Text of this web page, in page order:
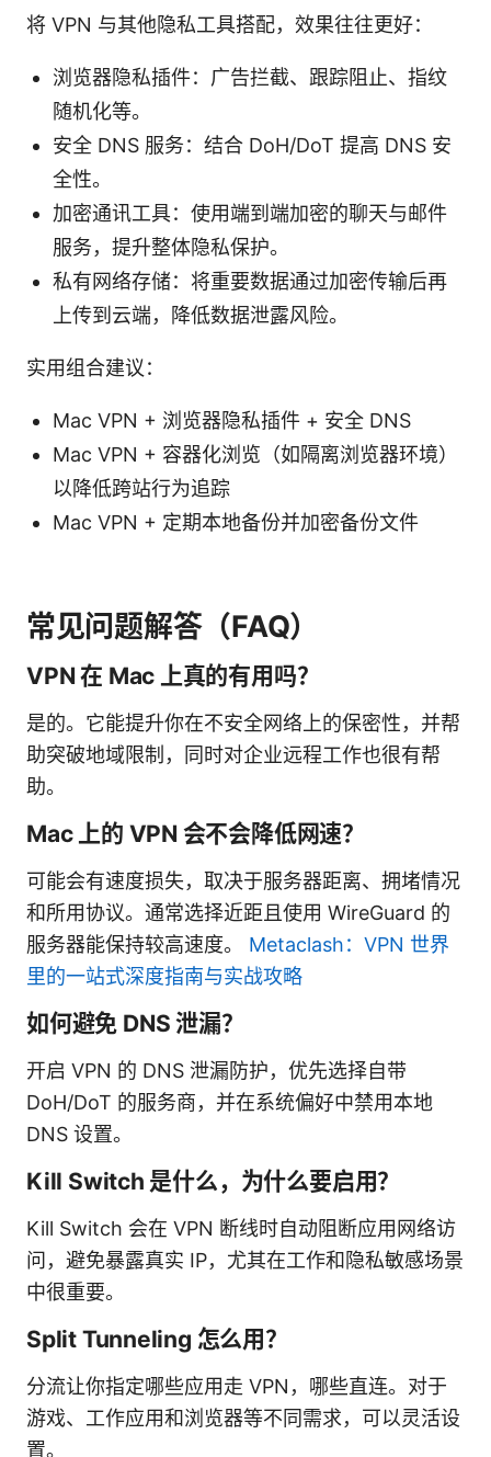
将 VPN 与其他隐私工具搭配，效果往往更好：
浏览器隐私插件：广告拦截、跟踪阻止、指纹
随机化等。
安全 DNS 服务：结合 DoH/DoT 提高 DNS 安
全性。
加密通讯工具：使用端到端加密的聊天与邮件
服务，提升整体隐私保护。
私有网络存储：将重要数据通过加密传输后再
上传到云端，降低数据泄露风险。
实用组合建议：
Mac VPN + 浏览器隐私插件 + 安全 DNS
Mac VPN + 容器化浏览（如隔离浏览器环境）
以降低跨站行为追踪
Mac VPN + 定期本地备份并加密备份文件
常见问题解答（FAQ）
VPN 在 Mac 上真的有用吗？
是的。它能提升你在不安全网络上的保密性，并帮
助突破地域限制，同时对企业远程工作也很有帮
助。
Mac 上的 VPN 会不会降低网速？
可能会有速度损失，取决于服务器距离、拥堵情况
和所用协议。通常选择近距且使用 WireGuard 的
服务器能保持较高速度。 Metaclash：VPN 世界
里的一站式深度指南与实战攻略
如何避免 DNS 泄漏？
开启 VPN 的 DNS 泄漏防护，优先选择自带
DoH/DoT 的服务商，并在系统偏好中禁用本地
DNS 设置。
Kill Switch 是什么，为什么要启用？
Kill Switch 会在 VPN 断线时自动阻断应用网络访
问，避免暴露真实 IP，尤其在工作和隐私敏感场景
中很重要。
Split Tunneling 怎么用？
分流让你指定哪些应用走 VPN，哪些直连。对于
游戏、工作应用和浏览器等不同需求，可以灵活设
置。